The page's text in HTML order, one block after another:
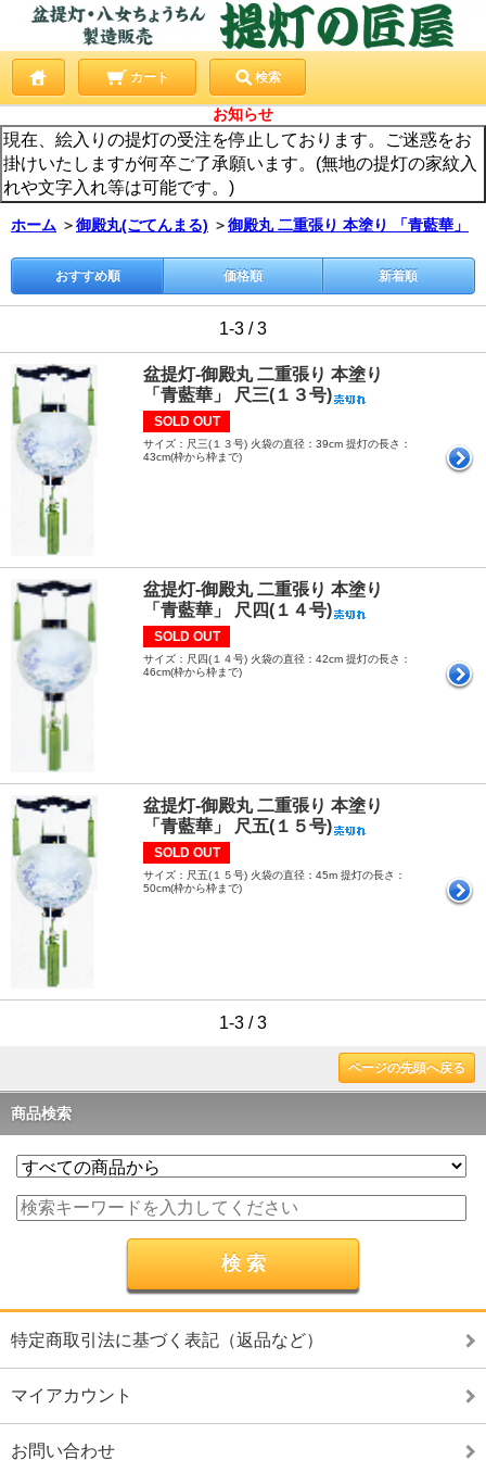
カート 検索
お知らせ
現在、絵入りの提灯の受注を停止しております。ご迷惑をお
掛けいたしますが何卒ご了承願います。(無地の提灯の家紋入
れや文字入れ等は可能です。)
ホーム ＞御殿丸(ごてんまる) ＞御殿丸 二重張り 本塗り 「青藍華」
おすすめ順 価格順 新着順
1-3 / 3
盆提灯-御殿丸 二重張り 本塗り
「青藍華」 尺三(１３号)
SOLD OUT
サイズ：尺三(１３号) 火袋の直径：39cm 提灯の長さ：
43cm(枠から枠まで)
盆提灯-御殿丸 二重張り 本塗り
「青藍華」 尺四(１４号)
SOLD OUT
サイズ：尺四(１４号) 火袋の直径：42cm 提灯の長さ：
46cm(枠から枠まで)
盆提灯-御殿丸 二重張り 本塗り
「青藍華」 尺五(１５号)
SOLD OUT
サイズ：尺五(１５号) 火袋の直径：45m 提灯の長さ：
50cm(枠から枠まで)
1-3 / 3
ページの先頭へ戻る
商品検索
特定商取引法に基づく表記（返品など）
マイアカウント
お問い合わせ